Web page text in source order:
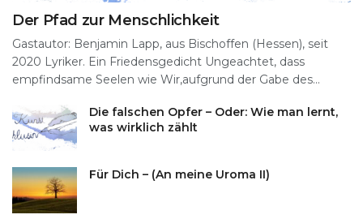
Der Pfad zur Menschlichkeit
Gastautor: Benjamin Lapp, aus Bischoffen (Hessen), seit
2020 Lyriker. Ein Friedensgedicht Ungeachtet, dass
empfindsame Seelen wie Wir,aufgrund der Gabe des...
Die falschen Opfer – Oder: Wie man lernt,
was wirklich zählt
Für Dich – (An meine Uroma II)